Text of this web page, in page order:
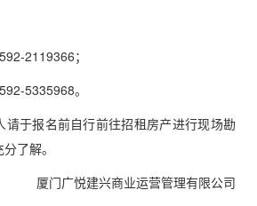
2119366；
5335968。
请于报名前自行前往招租房产进行现场勘
了解。
厦门广悦建兴商业运营管理有限公司